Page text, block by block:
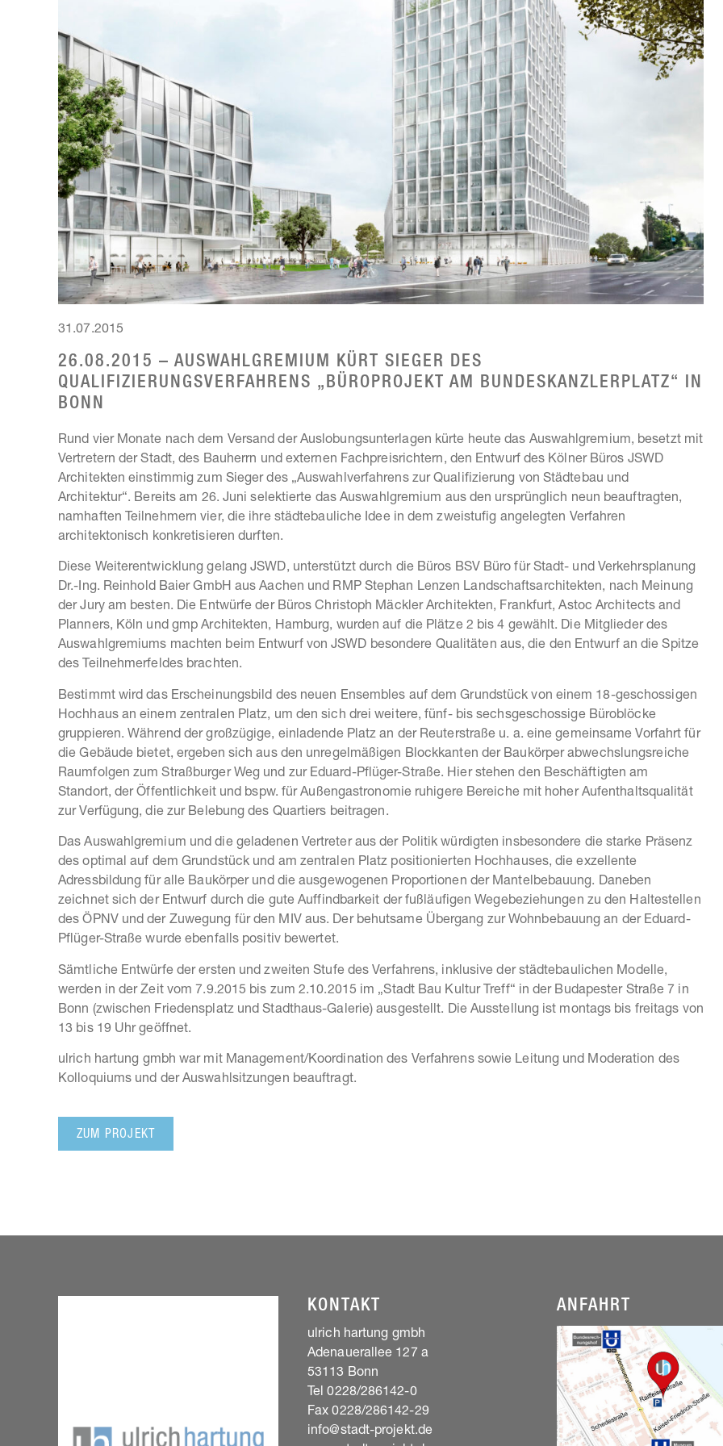
31.07.2015
26.08.2015 – AUSWAHLGREMIUM KÜRT SIEGER DES
QUALIFIZIERUNGSVERFAHRENS „BÜROPROJEKT AM BUNDESKANZLERPLATZ“ IN
BONN
Rund vier Monate nach dem Versand der Auslobungsunterlagen kürte heute das Auswahlgremium, besetzt mit
Vertretern der Stadt, des Bauherrn und externen Fachpreisrichtern, den Entwurf des Kölner Büros JSWD
Architekten einstimmig zum Sieger des „Auswahlverfahrens zur Qualifizierung von Städtebau und
Architektur“. Bereits am 26. Juni selektierte das Auswahlgremium aus den ursprünglich neun beauftragten,
namhaften Teilnehmern vier, die ihre städtebauliche Idee in dem zweistufig angelegten Verfahren
architektonisch konkretisieren durften.
Diese Weiterentwicklung gelang JSWD, unterstützt durch die Büros BSV Büro für Stadt- und Verkehrsplanung
Dr.-Ing. Reinhold Baier GmbH aus Aachen und RMP Stephan Lenzen Landschaftsarchitekten, nach Meinung
der Jury am besten. Die Entwürfe der Büros Christoph Mäckler Architekten, Frankfurt, Astoc Architects and
Planners, Köln und gmp Architekten, Hamburg, wurden auf die Plätze 2 bis 4 gewählt. Die Mitglieder des
Auswahlgremiums machten beim Entwurf von JSWD besondere Qualitäten aus, die den Entwurf an die Spitze
des Teilnehmerfeldes brachten.
Bestimmt wird das Erscheinungsbild des neuen Ensembles auf dem Grundstück von einem 18-geschossigen
Hochhaus an einem zentralen Platz, um den sich drei weitere, fünf- bis sechsgeschossige Büroblöcke
gruppieren. Während der großzügige, einladende Platz an der Reuterstraße u. a. eine gemeinsame Vorfahrt für
die Gebäude bietet, ergeben sich aus den unregelmäßigen Blockkanten der Baukörper abwechslungsreiche
Raumfolgen zum Straßburger Weg und zur Eduard-Pflüger-Straße. Hier stehen den Beschäftigten am
Standort, der Öffentlichkeit und bspw. für Außengastronomie ruhigere Bereiche mit hoher Aufenthaltsqualität
zur Verfügung, die zur Belebung des Quartiers beitragen.
Das Auswahlgremium und die geladenen Vertreter aus der Politik würdigten insbesondere die starke Präsenz
des optimal auf dem Grundstück und am zentralen Platz positionierten Hochhauses, die exzellente
Adressbildung für alle Baukörper und die ausgewogenen Proportionen der Mantelbebauung. Daneben
zeichnet sich der Entwurf durch die gute Auffindbarkeit der fußläufigen Wegebeziehungen zu den Haltestellen
des ÖPNV und der Zuwegung für den MIV aus. Der behutsame Übergang zur Wohnbebauung an der Eduard-
Pflüger-Straße wurde ebenfalls positiv bewertet.
Sämtliche Entwürfe der ersten und zweiten Stufe des Verfahrens, inklusive der städtebaulichen Modelle,
werden in der Zeit vom 7.9.2015 bis zum 2.10.2015 im „Stadt Bau Kultur Treff“ in der Budapester Straße 7 in
Bonn (zwischen Friedensplatz und Stadthaus-Galerie) ausgestellt. Die Ausstellung ist montags bis freitags von
13 bis 19 Uhr geöffnet.
ulrich hartung gmbh war mit Management/Koordination des Verfahrens sowie Leitung und Moderation des
Kolloquiums und der Auswahlsitzungen beauftragt.
ZUM PROJEKT
KONTAKT
ulrich hartung gmbh
Adenauerallee 127 a
53113 Bonn
Tel 0228/286142-0
Fax 0228/286142-29
info@stadt-projekt.de
ANFAHRT